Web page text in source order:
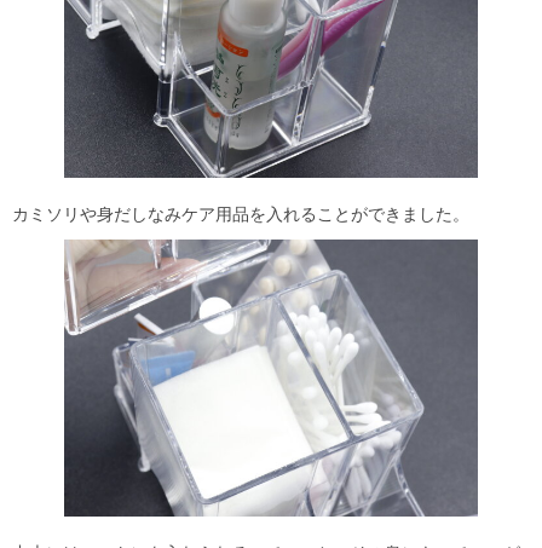
カミソリや身だしなみケア用品を入れることができました。